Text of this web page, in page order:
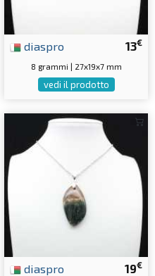
13€
diaspro
8 grammi | 27x19x7 mm
vedi il prodotto
19€
diaspro